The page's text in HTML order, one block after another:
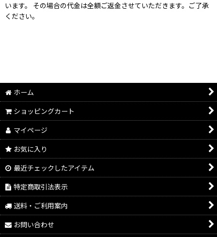
います。 その場合の代金は全額ご返金させていただきます。ご了承
ください。
ホーム
ショッピングカート
マイページ
お気に入り
最近チェックしたアイテム
特定商取引法表示
送料・ご利用案内
お問い合わせ